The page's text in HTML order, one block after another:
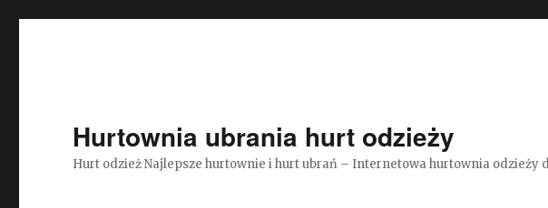
Hurtownia ubrania hurt odzieży
Hurt odzież Najlepsze hurtownie i hurt ubrań – Internetowa hurtownia odzieży